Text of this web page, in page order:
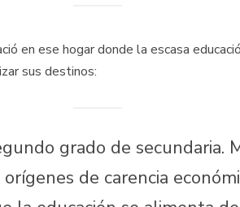
en ese hogar donde la escasa
sus destinos:
grado de secundaria.
de carencia